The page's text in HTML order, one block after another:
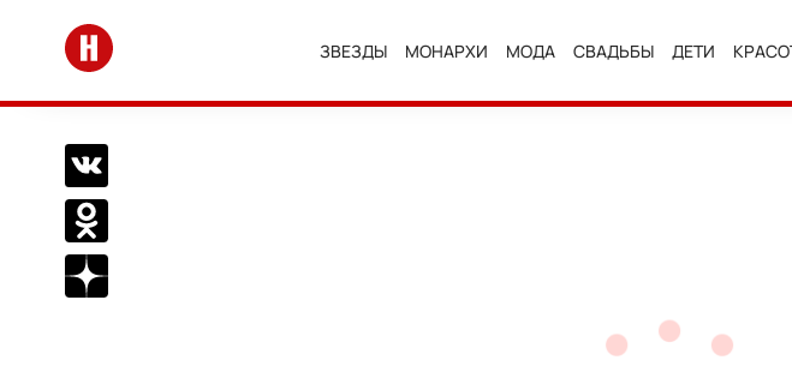
Перейти на главную
ЗВЕЗДЫ МОНАРХИ МОДА СВАДЬБЫ ДЕТИ
Поделиться Вконтакте
Поделиться в Одноклассниках
Подписаться на нас в Дзен